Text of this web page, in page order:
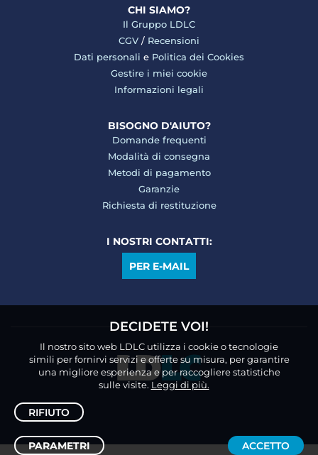
CHI SIAMO?
Il Gruppo LDLC
CGV / Recensioni
Dati personali e Politica dei Cookies
Gestire i miei cookie
Informazioni legali
BISOGNO D'AIUTO?
Domande frequenti
Modalità di consegna
Metodi di pagamento
Garanzie
Richiesta di restituzione
I NOSTRI CONTATTI:
PER E-MAIL
DECIDETE VOI!
Il nostro sito web LDLC utilizza i cookie o tecnologie
simili per fornirvi servizi e offerte su misura, per garantire
una migliore esperienza e per raccogliere statistiche
sulle visite. Leggi di più.
RIFIUTO
PARAMETRI ACCETTO